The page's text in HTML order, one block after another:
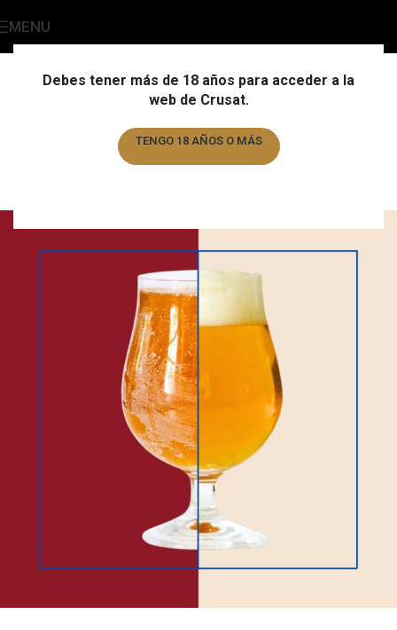
Debes tener más de 18 años para acceder a la
web de Crusat.
TENGO 18 AÑOS O MÁS
MENU Blog Cervecero
Cómo tener el vaso limpio
perfecto para la cerveza